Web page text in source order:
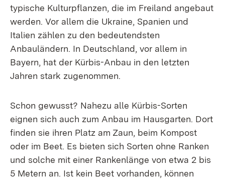
typische Kulturpflanzen, die im Freiland angebaut
werden. Vor allem die Ukraine, Spanien und
Italien zählen zu den bedeutendsten
Anbauländern. In Deutschland, vor allem in
Bayern, hat der Kürbis-Anbau in den letzten
Jahren stark zugenommen.
Schon gewusst? Nahezu alle Kürbis-Sorten
eignen sich auch zum Anbau im Hausgarten. Dort
finden sie ihren Platz am Zaun, beim Kompost
oder im Beet. Es bieten sich Sorten ohne Ranken
und solche mit einer Rankenlänge von etwa 2 bis
5 Metern an. Ist kein Beet vorhanden, können